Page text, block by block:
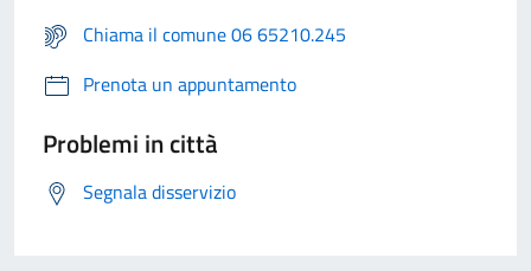
Chiama il comune 06 65210.245
Prenota un appuntamento
Problemi in città
Segnala disservizio